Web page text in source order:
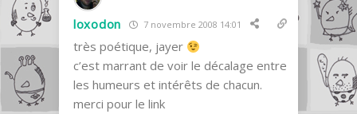
loxodon 7 novembre 2008 14:01
très poétique, jayer
c’est marrant de voir le décalage entre
les humeurs et intérêts de chacun.
merci pour le link